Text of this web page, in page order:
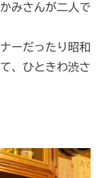
みさんが二人で
ーだったり昭和
、ひときわ渋さ